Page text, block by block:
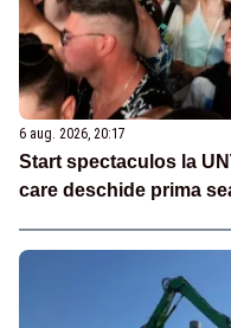
6 aug. 2026, 20:17
Start spectaculos la
care deschide prima